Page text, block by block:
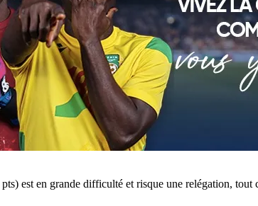
est en grande difficulté et risque une relégation,